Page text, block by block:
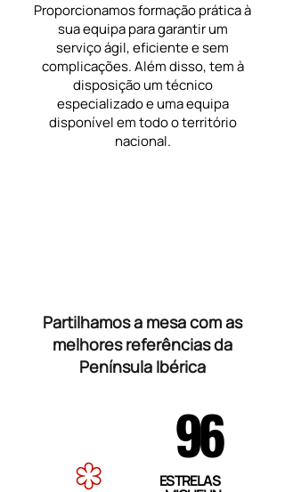
Proporcionamos formação prática à
sua equipa para garantir um
serviço ágil, eficiente e sem
complicações. Além disso, tem à
disposição um técnico
especializado e uma equipa
disponível em todo o território
nacional.
Partilhamos a mesa com as
melhores referências da
Península Ibérica
96
ESTRELAS